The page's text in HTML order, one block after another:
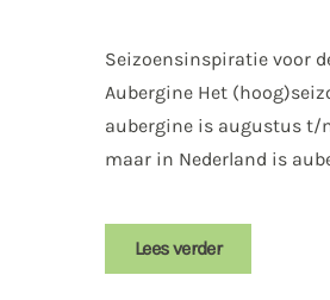
Seizoensinspiratie voor
Aubergine Het
aubergine is augustus t/
maar in Nederland is
Lees verder